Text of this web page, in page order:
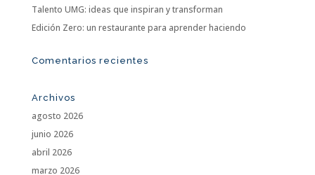
Talento UMG: ideas que inspiran y transforman
Edición Zero: un restaurante para aprender haciendo
Comentarios recientes
Archivos
agosto 2026
junio 2026
abril 2026
marzo 2026